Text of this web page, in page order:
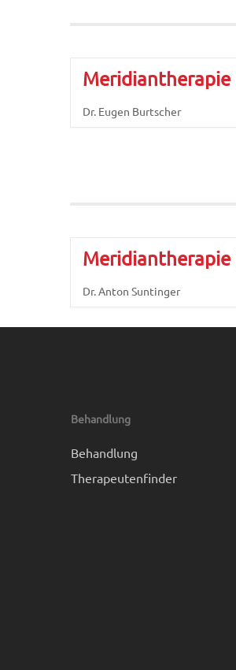
Meridiantherapie
Dr. Eugen Burtscher
Meridiantherapie
Dr. Anton Suntinger
Behandlung
Behandlung
Therapeutenfinder